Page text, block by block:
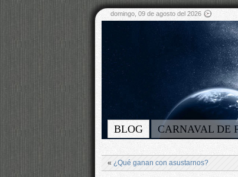
domingo, 09 de agosto del 2026
BLOG CARNAVAL DE
« ¿Qué ganan con asustarnos?